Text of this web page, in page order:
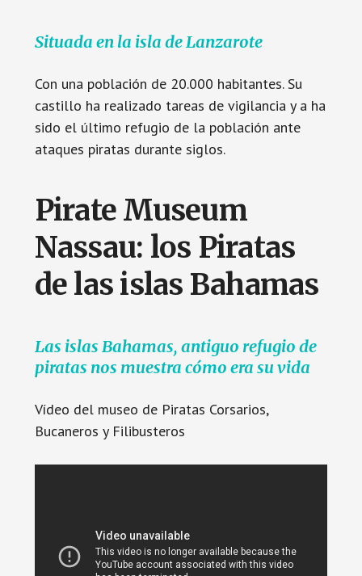
Situada en la isla de Lanzarote
Con una población de 20.000 habitantes. Su
castillo ha realizado tareas de vigilancia y a ha
sido el último refugio de la población ante
ataques piratas durante siglos.
Pirate Museum
Nassau: los Piratas
de las islas Bahamas
Las islas Bahamas, antiguo refugio de
piratas nos muestra cómo era su vida
Vídeo del museo de Piratas Corsarios,
Bucaneros y Filibusteros